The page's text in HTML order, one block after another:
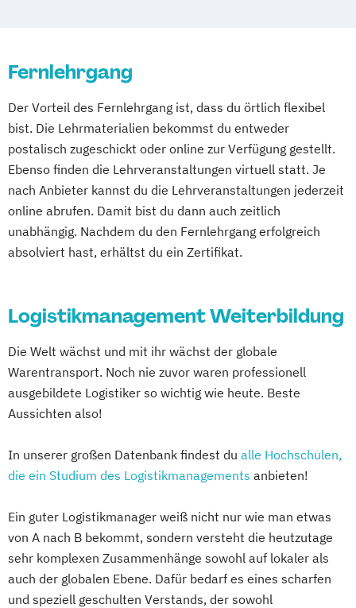
Fernlehrgang
Der Vorteil des Fernlehrgang ist, dass du örtlich flexibel
bist. Die Lehrmaterialien bekommst du entweder
postalisch zugeschickt oder online zur Verfügung gestellt.
Ebenso finden die Lehrveranstaltungen virtuell statt. Je
nach Anbieter kannst du die Lehrveranstaltungen jederzeit
online abrufen. Damit bist du dann auch zeitlich
unabhängig. Nachdem du den Fernlehrgang erfolgreich
absolviert hast, erhältst du ein Zertifikat.
Logistikmanagement Weiterbildung
Die Welt wächst und mit ihr wächst der globale
Warentransport. Noch nie zuvor waren professionell
ausgebildete Logistiker so wichtig wie heute. Beste
Aussichten also!
In unserer großen Datenbank findest du alle Hochschulen,
die ein Studium des Logistikmanagements anbieten!
Ein guter Logistikmanager weiß nicht nur wie man etwas
von A nach B bekommt, sondern versteht die heutzutage
sehr komplexen Zusammenhänge sowohl auf lokaler als
auch der globalen Ebene. Dafür bedarf es eines scharfen
und speziell geschulten Verstands, der sowohl